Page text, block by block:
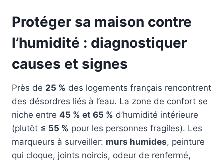
Protéger sa maison contre
l’humidité : diagnostiquer
causes et signes
Près de 25 % des logements français rencontrent
des désordres liés à l’eau. La zone de confort se
niche entre 45 % et 65 % d’humidité intérieure
(plutôt ≤ 55 % pour les personnes fragiles). Les
marqueurs à surveiller: murs humides, peinture
qui cloque, joints noircis, odeur de renfermé,